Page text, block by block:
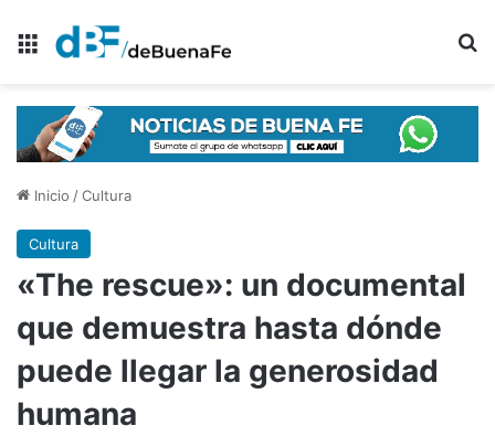
Menú
Inicio /Cultura
Cultura
«The rescue»: un documental
que demuestra hasta dónde
puede llegar la generosidad
humana